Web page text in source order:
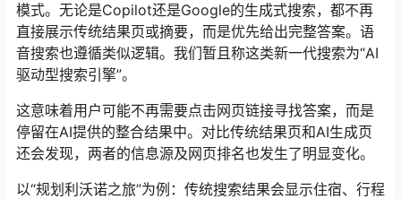
模式。无论是Copilot还是Google的生成式搜索，都不再
直接展示传统结果页或摘要，而是优先给出完整答案。语
音搜索也遵循类似逻辑。我们暂且称这类新一代搜索为“AI
驱动型搜索引擎”。
这意味着用户可能不再需要点击网页链接寻找答案，而是
停留在AI提供的整合结果中。对比传统结果页和AI生成页
还会发现，两者的信息源及网页排名也发生了明显变化。
以“规划利沃诺之旅”为例：传统搜索结果会显示住宿、行程